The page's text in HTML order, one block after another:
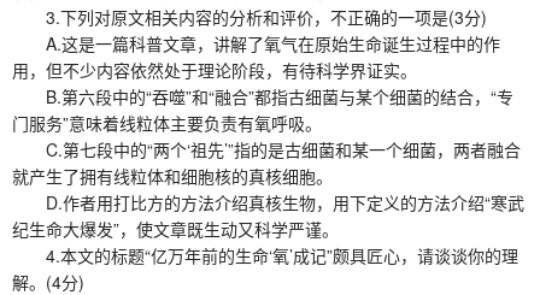
3.下列对原文相关内容的分析和评价，不正确的一项是(3分)
A.这是一篇科普文章，讲解了氧气在原始生命诞生过程中的作
用，但不少内容依然处于理论阶段，有待科学界证实。
B.第六段中的“吞噬”和“融合”都指古细菌与某个细菌的结合，“专
门服务”意味着线粒体主要负责有氧呼吸。
C.第七段中的“两个‘祖先’”指的是古细菌和某一个细菌，两者融合
就产生了拥有线粒体和细胞核的真核细胞。
D.作者用打比方的方法介绍真核生物，用下定义的方法介绍“寒武
纪生命大爆发”，使文章既生动又科学严谨。
4.本文的标题“亿万年前的生命‘氧’成记”颇具匠心，请谈谈你的理
解。(4分)